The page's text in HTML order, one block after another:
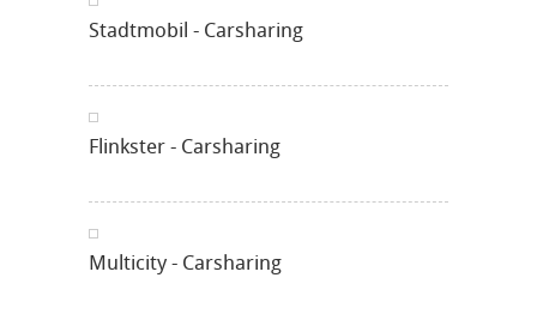
Stadtmobil - Carsharing
Flinkster - Carsharing
Multicity - Carsharing